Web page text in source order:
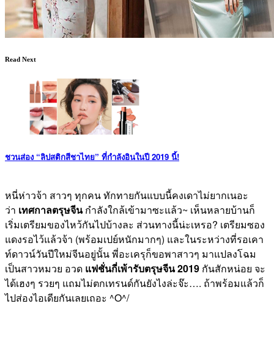
Read Next
ชวนส่อง “ลิปสติกสีชาไทย” ที่กำลังอินในปี 2019 นี้!
หนี่ห่าวจ้า สาวๆ ทุกคน ทักทายกันแบบนี้คงเดาไม่ยากเนอะ
ว่า เทศกาลตรุษจีนกำลังใกล้เข้ามาซะแล้ว~ เห็นหลายบ้านก็
เริ่มเตรียมของไหว้กันไปบ้างละ ส่วนทางนี้น่ะเหรอ? เตรียมซอง
แดงรอไว้แล้วจ้า (พร้อมเปย์หนักมากๆ) และในระหว่างที่รอเคา
ท์ดาวน์วันปีใหม่จีนอยู่นั้น พี่อะเครุก็ขอพาสาวๆ มาแปลงโฉม
เป็นสาวหมวย อวด แฟชั่นกี่เพ้ารับตรุษจีน 2019 กันสักหน่อย จะ
ได้เฮงๆ รวยๆ แถมไม่ตกเทรนด์กันยังไงล่ะจ๊ะ…. ถ้าพร้อมแล้วก็
ไปส่องไอเดียกันเลยเถอะ ^O^/